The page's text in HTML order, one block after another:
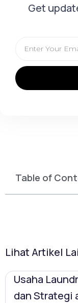
Get
Table of
Lihat Artikel
Usaha
dan Strategi